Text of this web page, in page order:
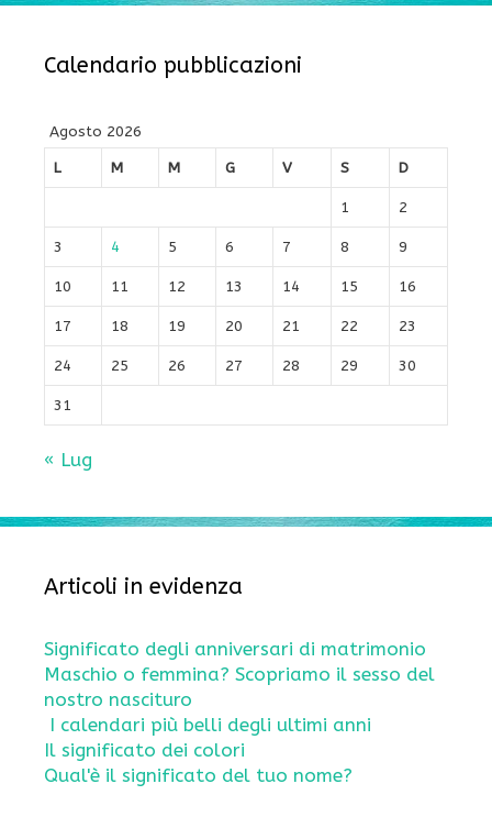
Calendario pubblicazioni
Agosto 2026
L
M M G V S D
1 2
3 4 5 6 7 8 9
10 11 12 13 14 15 16
17 18 19 20 21 22 23
24 25 26 27 28 29 30
31
« Lug
Articoli in evidenza
Significato degli anniversari di matrimonio
Maschio o femmina? Scopriamo il sesso del
nostro nascituro
I calendari più belli degli ultimi anni
Il significato dei colori
Qual'è il significato del tuo nome?